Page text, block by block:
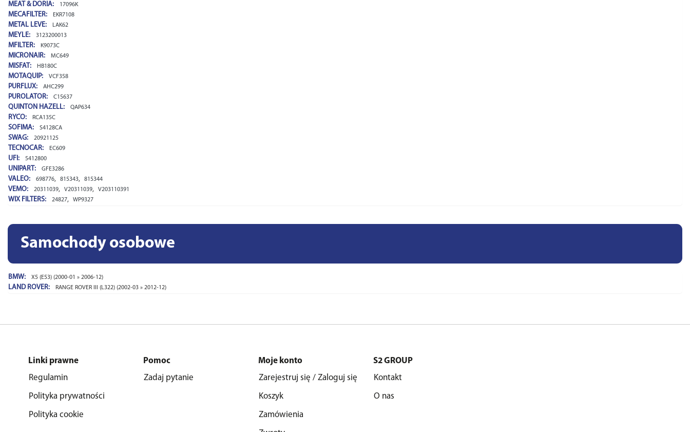
MEAT & DORIA: 17096K
MECAFILTER: EKR7108
METAL LEVE: LAK62
MEYLE: 3123200013
MFILTER: K9073C
MICRONAIR: MC649
MISFAT: HB180C
MOTAQUIP: VCF358
PURFLUX: AHC299
PUROLATOR: C15637
QUINTON HAZELL: QAP634
RYCO: RCA135C
SOFIMA: S4128CA
SWAG: 20921125
TECNOCAR: EC609
UFI: 5412800
UNIPART: GFE3286
VALEO: 698776, 815343, 815344
VEMO: 20311039, V20311039, V203110391
WIX FILTERS: 24827, WP9327
Samochody osobowe
BMW: X5 (E53) (2000-01 » 2006-12)
LAND ROVER: RANGE ROVER III (L322) (2002-03 » 2012-12)
Linki prawne
Regulamin
Polityka prywatności
Polityka cookie
Pomoc
Zadaj pytanie
Moje konto
Zarejestruj się / Zaloguj się
Koszyk
Zamówienia
S2 GROUP
Kontakt
O nas